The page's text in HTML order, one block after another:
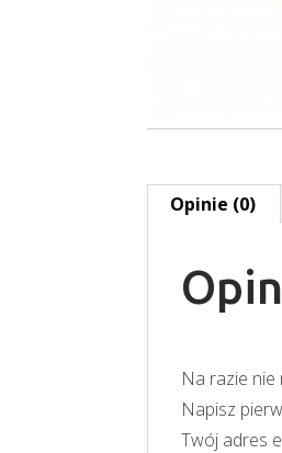
Opinie (0)
Na razie nie
Napisz
Twój adres